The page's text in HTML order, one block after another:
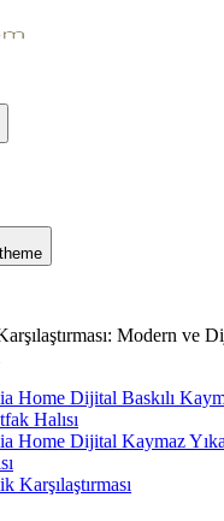
Modern ve
Home Dijital Baskılı
Halısı
Home Dijital Kaymaz
Karşılaştırması